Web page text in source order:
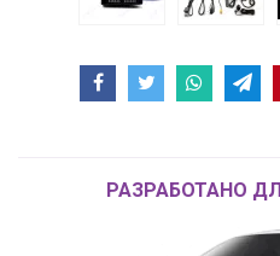
РАЗРАБОТАНО